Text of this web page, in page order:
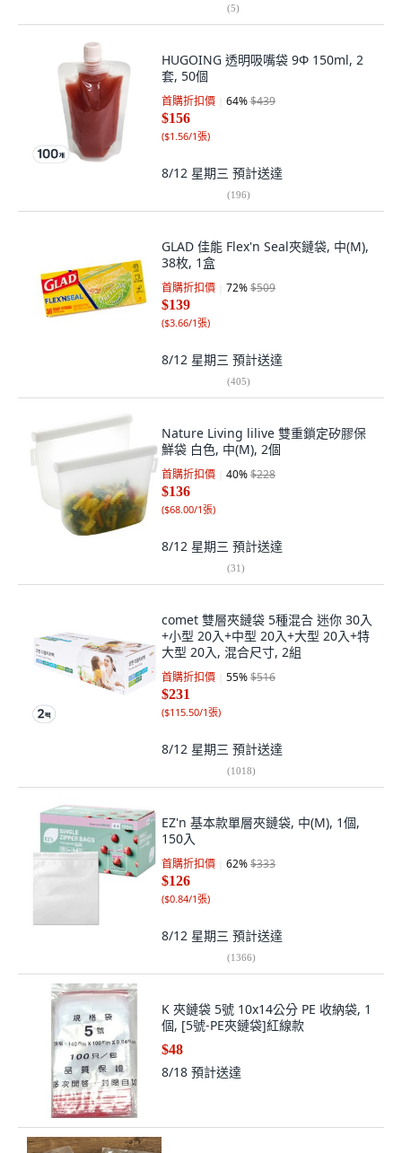
(5)
HUGOING 透明吸嘴袋 9Φ 150ml, 2
套, 50個
首購折扣價 64%$439
$156
($1.56/1張)
8/12 星期三 預計送達
(196)
GLAD 佳能 Flex'n Seal夾鏈袋, 中(M),
38枚, 1盒
首購折扣價 72%$509
$139
($3.66/1張)
8/12 星期三 預計送達
(405)
Nature Living lilive 雙重鎖定矽膠保
鮮袋 白色, 中(M), 2個
首購折扣價 40%$228
$136
($68.00/1張)
8/12 星期三 預計送達
(31)
comet 雙層夾鏈袋 5種混合 迷你 30入
+小型 20入+中型 20入+大型 20入+特
大型 20入, 混合尺寸, 2組
首購折扣價 55%$516
$231
($115.50/1張)
8/12 星期三 預計送達
(1018)
EZ'n 基本款單層夾鏈袋, 中(M), 1個,
150入
首購折扣價 62%$333
$126
($0.84/1張)
8/12 星期三 預計送達
(1366)
K 夾鏈袋 5號 10x14公分 PE 收納袋, 1
個, [5號-PE夾鏈袋]紅線款
$48
8/18 預計送達